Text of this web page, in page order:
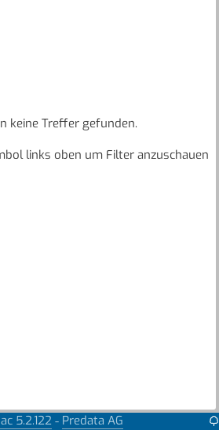
keine Treffer gefunden.
links oben um Filter anzuschauen
5.2.122 - Predata AG